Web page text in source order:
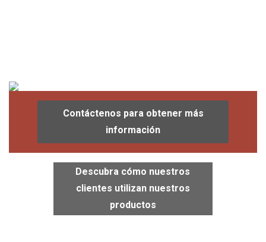
Contáctenos para obtener más
información
Descubra cómo nuestros
clientes utilizan nuestros
productos